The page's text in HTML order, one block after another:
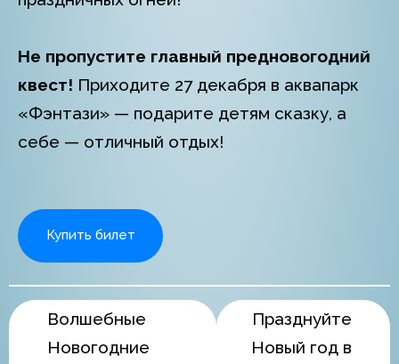
Не пропустите главный предновогодний
квест! Приходите 27 декабря в аквапарк
«Фэнтази» — подарите детям сказку, а
себе — отличный отдых!
Купить билет
Волшебные
Новогодние
Празднуйте
Новый год в